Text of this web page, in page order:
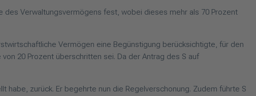
Verwaltungsvermögens fest, wobei dieses mehr als 70 Prozent
Vermögen eine Begünstigung berücksichtigte, für den
20 Prozent überschritten sei. Da der Antrag des S auf
zurück. Er begehrte nun die Regelverschonung. Zudem führte S